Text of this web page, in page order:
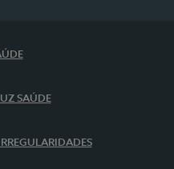
SAÚDE